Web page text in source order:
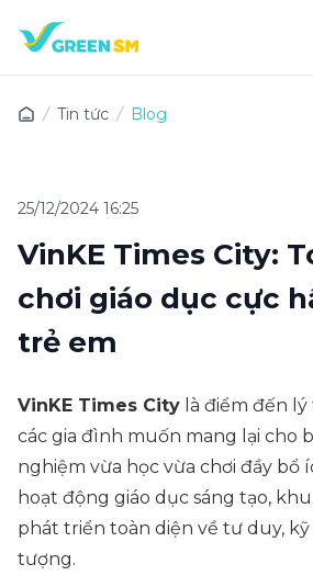
Tin tức Blog
25/12/2024 16:25
VinKE Times City:
chơi giáo dục cực
trẻ em
VinKE Times City là điểm đến
các gia đình muốn mang lại cho
nghiệm vừa học vừa chơi đầy bổ
hoạt động giáo dục sáng tạo,
phát triển toàn diện về tư duy,
tượng.